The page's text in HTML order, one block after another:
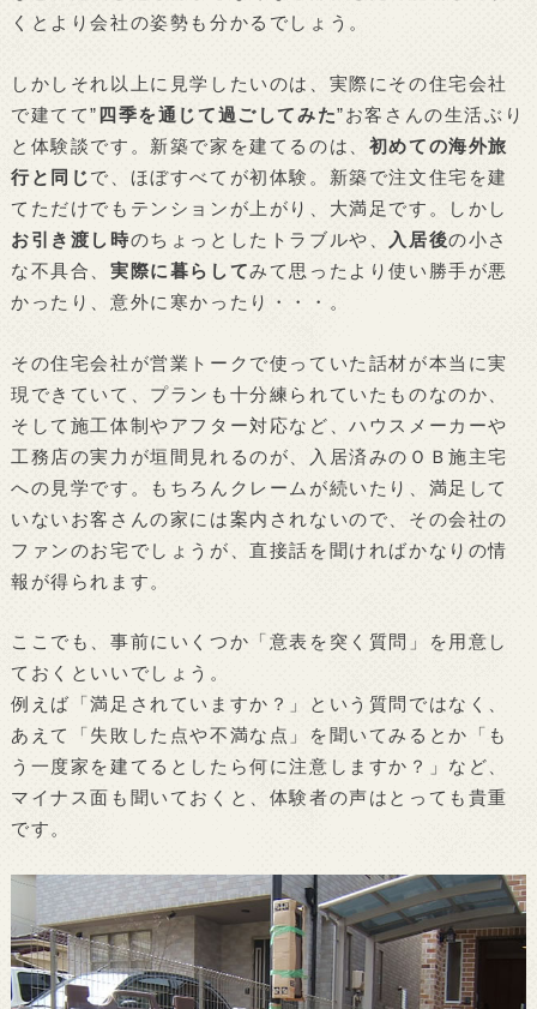
くとより会社の姿勢も分かるでしょう。
しかしそれ以上に見学したいのは、実際にその住宅会社
で建てて” 四季を通じて過ごしてみた”お客さんの生活ぶり
と体験談です。新築で家を建てるのは、 初めての海外旅
行と同じで、ほぼすべてが初体験。新築で注文住宅を建
てただけでもテンションが上がり、大満足です。しかし
お引き渡し時のちょっとしたトラブルや、 入居後の小さ
な不具合、 実際に暮らしてみて思ったより使い勝手が悪
かったり、意外に寒かったり・・・。
その住宅会社が営業トークで使っていた話材が本当に実
現できていて、プランも十分練られていたものなのか、
そして施工体制やアフター対応など、ハウスメーカーや
工務店の実力が垣間見れるのが、入居済みのＯＢ施主宅
への見学です。もちろんクレームが続いたり、満足して
いないお客さんの家には案内されないので、その会社の
ファンのお宅でしょうが、直接話を聞ければかなりの情
報が得られます。
ここでも、事前にいくつか「意表を突く質問」を用意し
ておくといいでしょう。
例えば「満足されていますか？」という質問ではなく、
あえて「失敗した点や不満な点」を聞いてみるとか「も
う一度家を建てるとしたら何に注意しますか？」など、
マイナス面も聞いておくと、体験者の声はとっても貴重
です。